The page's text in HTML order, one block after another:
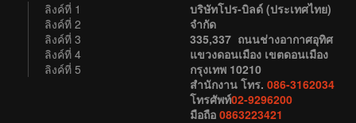
ลิงค์ที่ 1
ลิงค์ที่ 2
ลิงค์ที่ 3
ลิงค์ที่ 4
ลิงค์ที่ 5
บริษัทโปร-บิลด์ (ประเทศไทย)
จำกัด
335,337 ถนนช่างอากาศอุทิศ
แขวงดอนเมือง เขตดอนเมือง
กรุงเทพ 10210
สำนักงาน โทร. 086-3162034
โทรศัพท์02-9296200
มือถือ 0863223421